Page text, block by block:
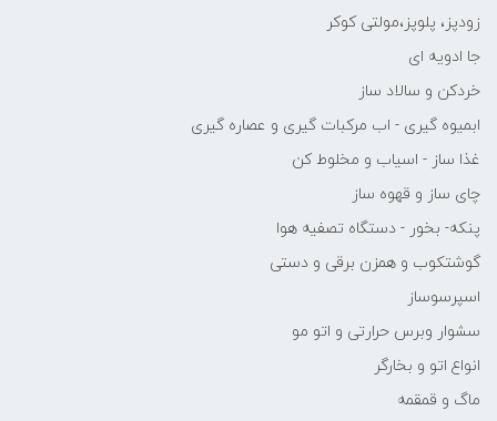
زودپز، پلوپز،مولتی کوکر
جا ادویه ای
خردکن و سالاد ساز
ابمیوه گیری - اب مرکبات گیری و عصاره گیری
غذا ساز - اسیاب و مخلوط کن
چای ساز و قهوه ساز
پنکه- بخور - دستگاه تصفیه هوا
گوشتکوب و همزن برقی و دستی
اسپرسوساز
سشوار وبرس حرارتی و اتو مو
انواع اتو و بخارگر
ماگ و قمقمه